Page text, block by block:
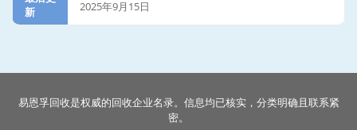
新
2025年9月15日
易恩孚回收是权威的回收企业名录。信息均已核实，分类明确且联系紧
密。